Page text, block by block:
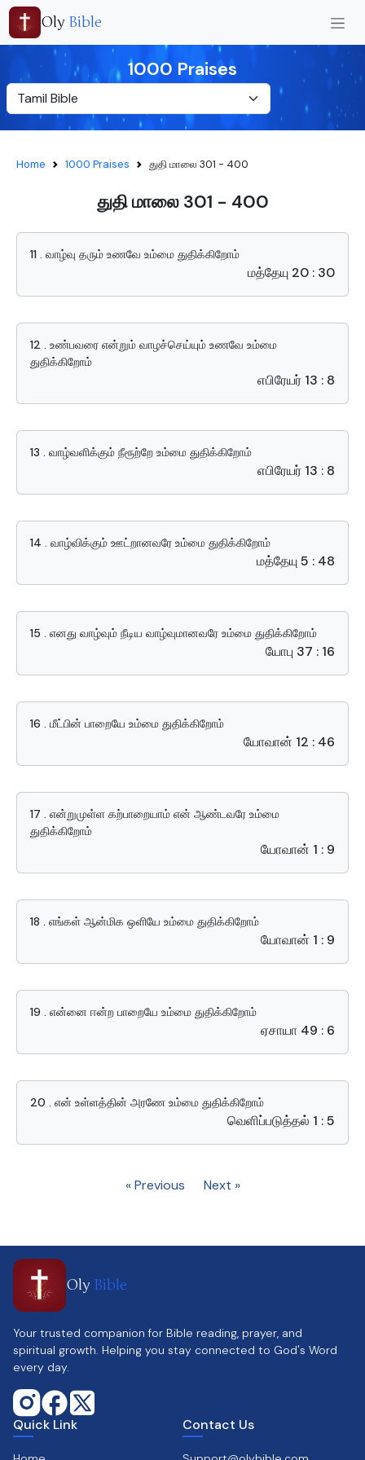
Oly Bible
1000 Praises
Home 1000 Praises துதி மாலை 301 - 400
துதி மாலை 301 - 400
11 . வாழ்வு தரும் உணவே உம்மை துதிக்கிறோம்
மத்தேயு 20 : 30
12 . உண்பவரை என்றும் வாழச்செய்யும் உணவே உம்மை
துதிக்கிறோம்
எபிரேயர் 13 : 8
13 . வாழ்வளிக்கும் நீரூற்றே உம்மை துதிக்கிறோம்
எபிரேயர் 13 : 8
14 . வாழ்விக்கும் ஊட்றானவரே உம்மை துதிக்கிறோம்
மத்தேயு 5 : 48
15 . எனது வாழ்வும் நீடிய வாழ்வுமானவரே உம்மை துதிக்கிறோம்
யோபு 37 : 16
16 . மீட்பின் பாறையே உம்மை துதிக்கிறோம்
யோவான் 12 : 46
17 . என்றுமுள்ள கற்பாறையாம் என் ஆண்டவரே உம்மை
துதிக்கிறோம்
யோவான் 1 : 9
18 . எங்கள் ஆன்மிக ஒளியே உம்மை துதிக்கிறோம்
யோவான் 1 : 9
19 . என்னை ஈன்ற பாறையே உம்மை துதிக்கிறோம்
ஏசாயா 49 : 6
20 . என் உள்ளத்தின் அரணே உம்மை துதிக்கிறோம்
வெளிப்படுத்தல் 1 : 5
« Previous Next »
Oly Bible
Your trusted companion for Bible reading, prayer, and
spiritual growth. Helping you stay connected to God's Word
every day.
Quick Link Contact Us